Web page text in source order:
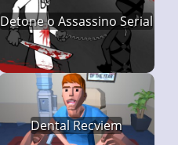
Detone o Assassino Serial
Dental Recviem